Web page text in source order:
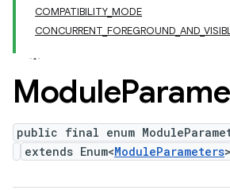
COMPATIBILITY_MODE
Module
public final enum
extends Enum<ModuleParameters>